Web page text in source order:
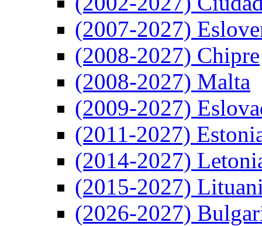
(2007-2027)
(2008-2027) Chipre
(2008-2027) Malta
(2009-2027)
(2011-2027)
(2014-2027)
(2015-2027)
(2026-2027)